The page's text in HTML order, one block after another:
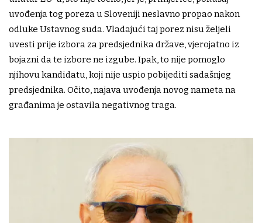
uvođenja tog poreza u Sloveniji neslavno propao nakon
odluke Ustavnog suda. Vladajući taj porez nisu željeli
uvesti prije izbora za predsjednika države, vjerojatno iz
bojazni da te izbore ne izgube. Ipak, to nije pomoglo
njihovu kandidatu, koji nije uspio pobijediti sadašnjeg
predsjednika. Očito, najava uvođenja novog nameta na
građanima je ostavila negativnog traga.